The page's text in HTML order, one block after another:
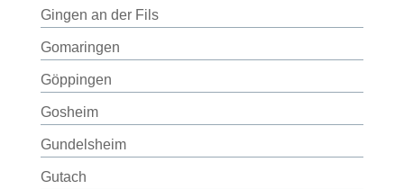
Gingen an der Fils
Gomaringen
Göppingen
Gosheim
Gundelsheim
Gutach